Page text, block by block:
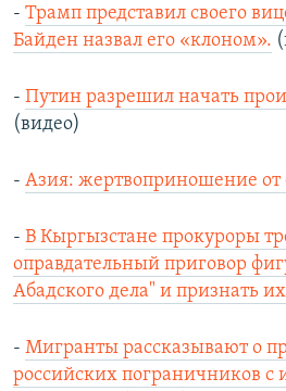
- Трамп представил своего
Байден назвал его «клоном».
- Путин разрешил начать
(видео)
- Азия: жертвоприношение от
- В Кыргызстане прокуроры
оправдательный приговор
Абадского дела" и признать
- Мигранты рассказывают о
российских пограничников с